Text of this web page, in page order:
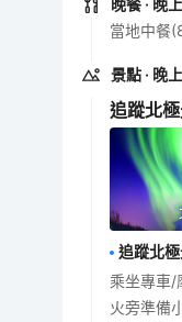
當地中餐
景點 · 晚上
追蹤北
追蹤北
乘坐專車/
火旁準備